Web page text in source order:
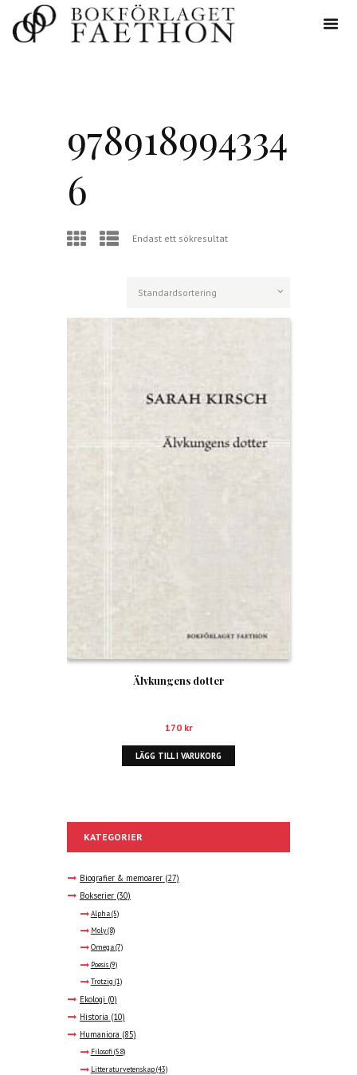
978918994334
6
Endast ett sökresultat
Älvkungens dotter
170 kr
LÄGG TILL I VARUKORG
KATEGORIER
Biografier & memoarer (27)
Bokserier (30)
Alpha(5)
Moly(8)
Omega(7)
Poesis(9)
Trotzig (1)
Ekologi (0)
Historia (10)
Humaniora (85)
Filosofi(58)
Litteraturvetenskap(43)